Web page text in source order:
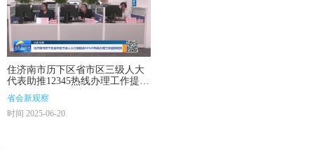
住济南市历下区省市区三级人大
代表助推12345热线办理工作提质
增效
省会新观察
时间 2025-06-20